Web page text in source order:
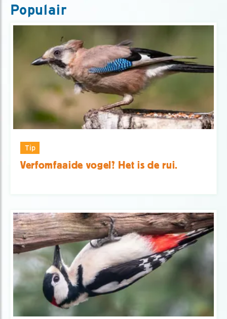
Populair
Tip
Verfomfaaide vogel? Het is de rui.